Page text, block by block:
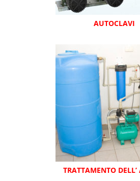
AUTOCLAVI
TRATTAMENTO